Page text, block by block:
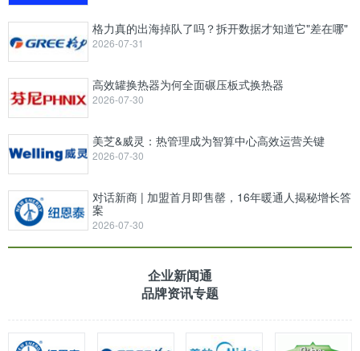
格力真的出海掉队了吗？拆开数据才知道它"差在哪"
2026-07-31
高效罐换热器为何全面碾压板式换热器
2026-07-30
美芝&威灵：热管理成为智算中心高效运营关键
2026-07-30
对话新商 | 加盟首月即售罄，16年暖通人揭秘增长答
案
2026-07-30
企业新闻通
品牌资讯专题